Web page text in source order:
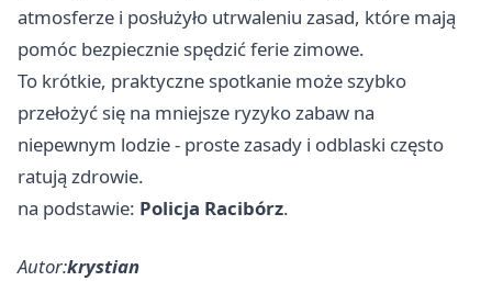
atmosferze i posłużyło utrwaleniu zasad, które mają
pomóc bezpiecznie spędzić ferie zimowe.
To krótkie, praktyczne spotkanie może szybko
przełożyć się na mniejsze ryzyko zabaw na
niepewnym lodzie - proste zasady i odblaski często
ratują zdrowie.
na podstawie: Policja Racibórz.
Autor:krystian